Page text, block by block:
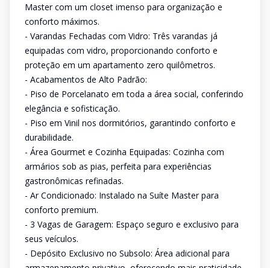
Master com um closet imenso para organização e
conforto máximos.
- Varandas Fechadas com Vidro: Três varandas já
equipadas com vidro, proporcionando conforto e
proteção em um apartamento zero quilômetros.
- Acabamentos de Alto Padrão:
- Piso de Porcelanato em toda a área social, conferindo
elegância e sofisticação.
- Piso em Vinil nos dormitórios, garantindo conforto e
durabilidade.
- Área Gourmet e Cozinha Equipadas: Cozinha com
armários sob as pias, perfeita para experiências
gastronômicas refinadas.
- Ar Condicionado: Instalado na Suíte Master para
conforto premium.
- 3 Vagas de Garagem: Espaço seguro e exclusivo para
seus veículos.
- Depósito Exclusivo no Subsolo: Área adicional para